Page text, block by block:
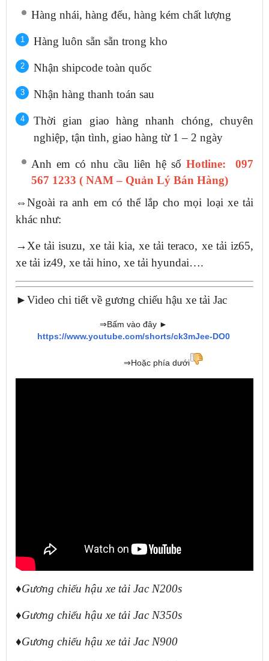
Hàng nhái, hàng đểu, hàng kém chất lượng
Hàng luôn sẵn sẵn trong kho
Nhận shipcode toàn quốc
Nhận hàng thanh toán sau
Thời gian giao hàng nhanh chóng, chuyên
nghiệp, tận tình, giao hàng từ 1 – 2 ngày
Anh em có nhu cầu liên hệ số Hotline: 097
567 1233 ( NAM – Quản Lý Bán Hàng)
⇔Ngoài ra anh em có thể lắp cho mọi loại xe tải
khác như:
→Xe tải isuzu, xe tải kia, xe tải teraco, xe tải iz65,
xe tải iz49, xe tải hino, xe tải hyundai….
►Video chi tiết về gương chiếu hậu xe tải Jac
⇒Bấm vào đây ►
https://www.youtube.com/shorts/ck3mJee-DO0
⇒Hoặc phía dưới
mọi loại xe như:
♦Gương chiếu hậu xe tải Jac N200s
♦Gương chiếu hậu xe tải Jac N350s
♦Gương chiếu hậu xe tải Jac N900